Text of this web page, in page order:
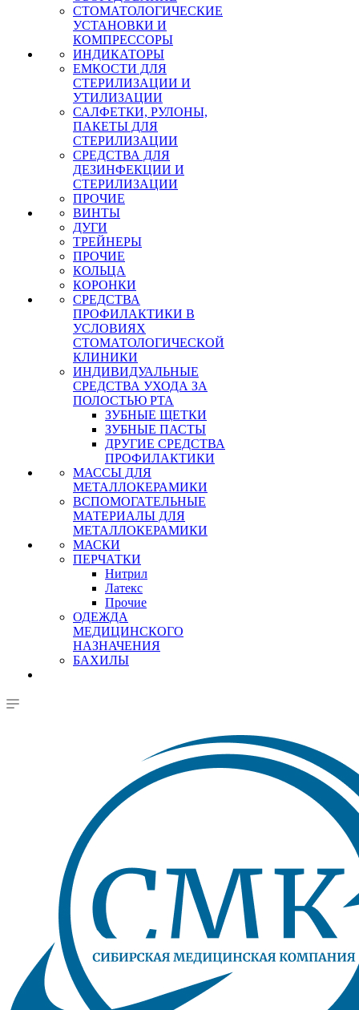
СТОМАТОЛОГИЧЕСКИЕ
УСТАНОВКИ И
КОМПРЕССОРЫ
ИНДИКАТОРЫ
ЕМКОСТИ ДЛЯ
СТЕРИЛИЗАЦИИ И
УТИЛИЗАЦИИ
САЛФЕТКИ, РУЛОНЫ,
ПАКЕТЫ ДЛЯ
СТЕРИЛИЗАЦИИ
СРЕДСТВА ДЛЯ
ДЕЗИНФЕКЦИИ И
СТЕРИЛИЗАЦИИ
ПРОЧИЕ
ВИНТЫ
ДУГИ
ТРЕЙНЕРЫ
ПРОЧИЕ
КОЛЬЦА
КОРОНКИ
СРЕДСТВА
ПРОФИЛАКТИКИ В
УСЛОВИЯХ
СТОМАТОЛОГИЧЕСКОЙ
КЛИНИКИ
ИНДИВИДУАЛЬНЫЕ
СРЕДСТВА УХОДА ЗА
ПОЛОСТЬЮ РТА
ЗУБНЫЕ ЩЕТКИ
ЗУБНЫЕ ПАСТЫ
ДРУГИЕ СРЕДСТВА
ПРОФИЛАКТИКИ
МАССЫ ДЛЯ
МЕТАЛЛОКЕРАМИКИ
ВСПОМОГАТЕЛЬНЫЕ
МАТЕРИАЛЫ ДЛЯ
МЕТАЛЛОКЕРАМИКИ
МАСКИ
ПЕРЧАТКИ
Нитрил
Латекс
Прочие
ОДЕЖДА
МЕДИЦИНСКОГО
НАЗНАЧЕНИЯ
БАХИЛЫ